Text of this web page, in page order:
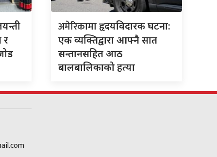
र
अमेरिकामाहृदयविदारक घटना:
एक व्यक्तिद्वारा आफ्नै सात
सन्तानसहित आठ
बालबालिकाको हत्या